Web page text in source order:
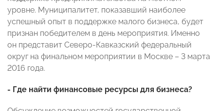
уровне. Муниципалитет, показавший наиболее
успешный опыт в поддержке малого бизнеса, будет
признан победителем в день мероприятия. Именно
он представит Северо-Кавказский федеральный
округ на финальном мероприятии в Москве – 3 марта
2016 года.
- Где найти финансовые ресурсы для бизнеса?